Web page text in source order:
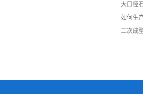
大口径
如何生
二次成